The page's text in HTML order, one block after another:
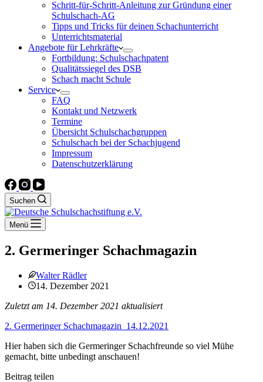
Schritt-für-Schritt-Anleitung zur Gründung einer
Schulschach-AG
Tipps und Tricks für deinen Schachunterricht
Unterrichtsmaterial
Angebote für Lehrkräfte
Fortbildung: Schulschachpatent
Qualitätssiegel des DSB
Schach macht Schule
Service
FAQ
Kontakt und Netzwerk
Termine
Übersicht Schulschachgruppen
Schulschach bei der Schachjugend
Impressum
Datenschutzerklärung
Suchen
Menü
2. Germeringer Schachmagazin
Walter Rädler
14. Dezember 2021
Zuletzt am 14. Dezember 2021 aktualisiert
2. Germeringer Schachmagazin_14.12.2021
Hier haben sich die Germeringer Schachfreunde so viel Mühe
gemacht, bitte unbedingt anschauen!
Beitrag teilen